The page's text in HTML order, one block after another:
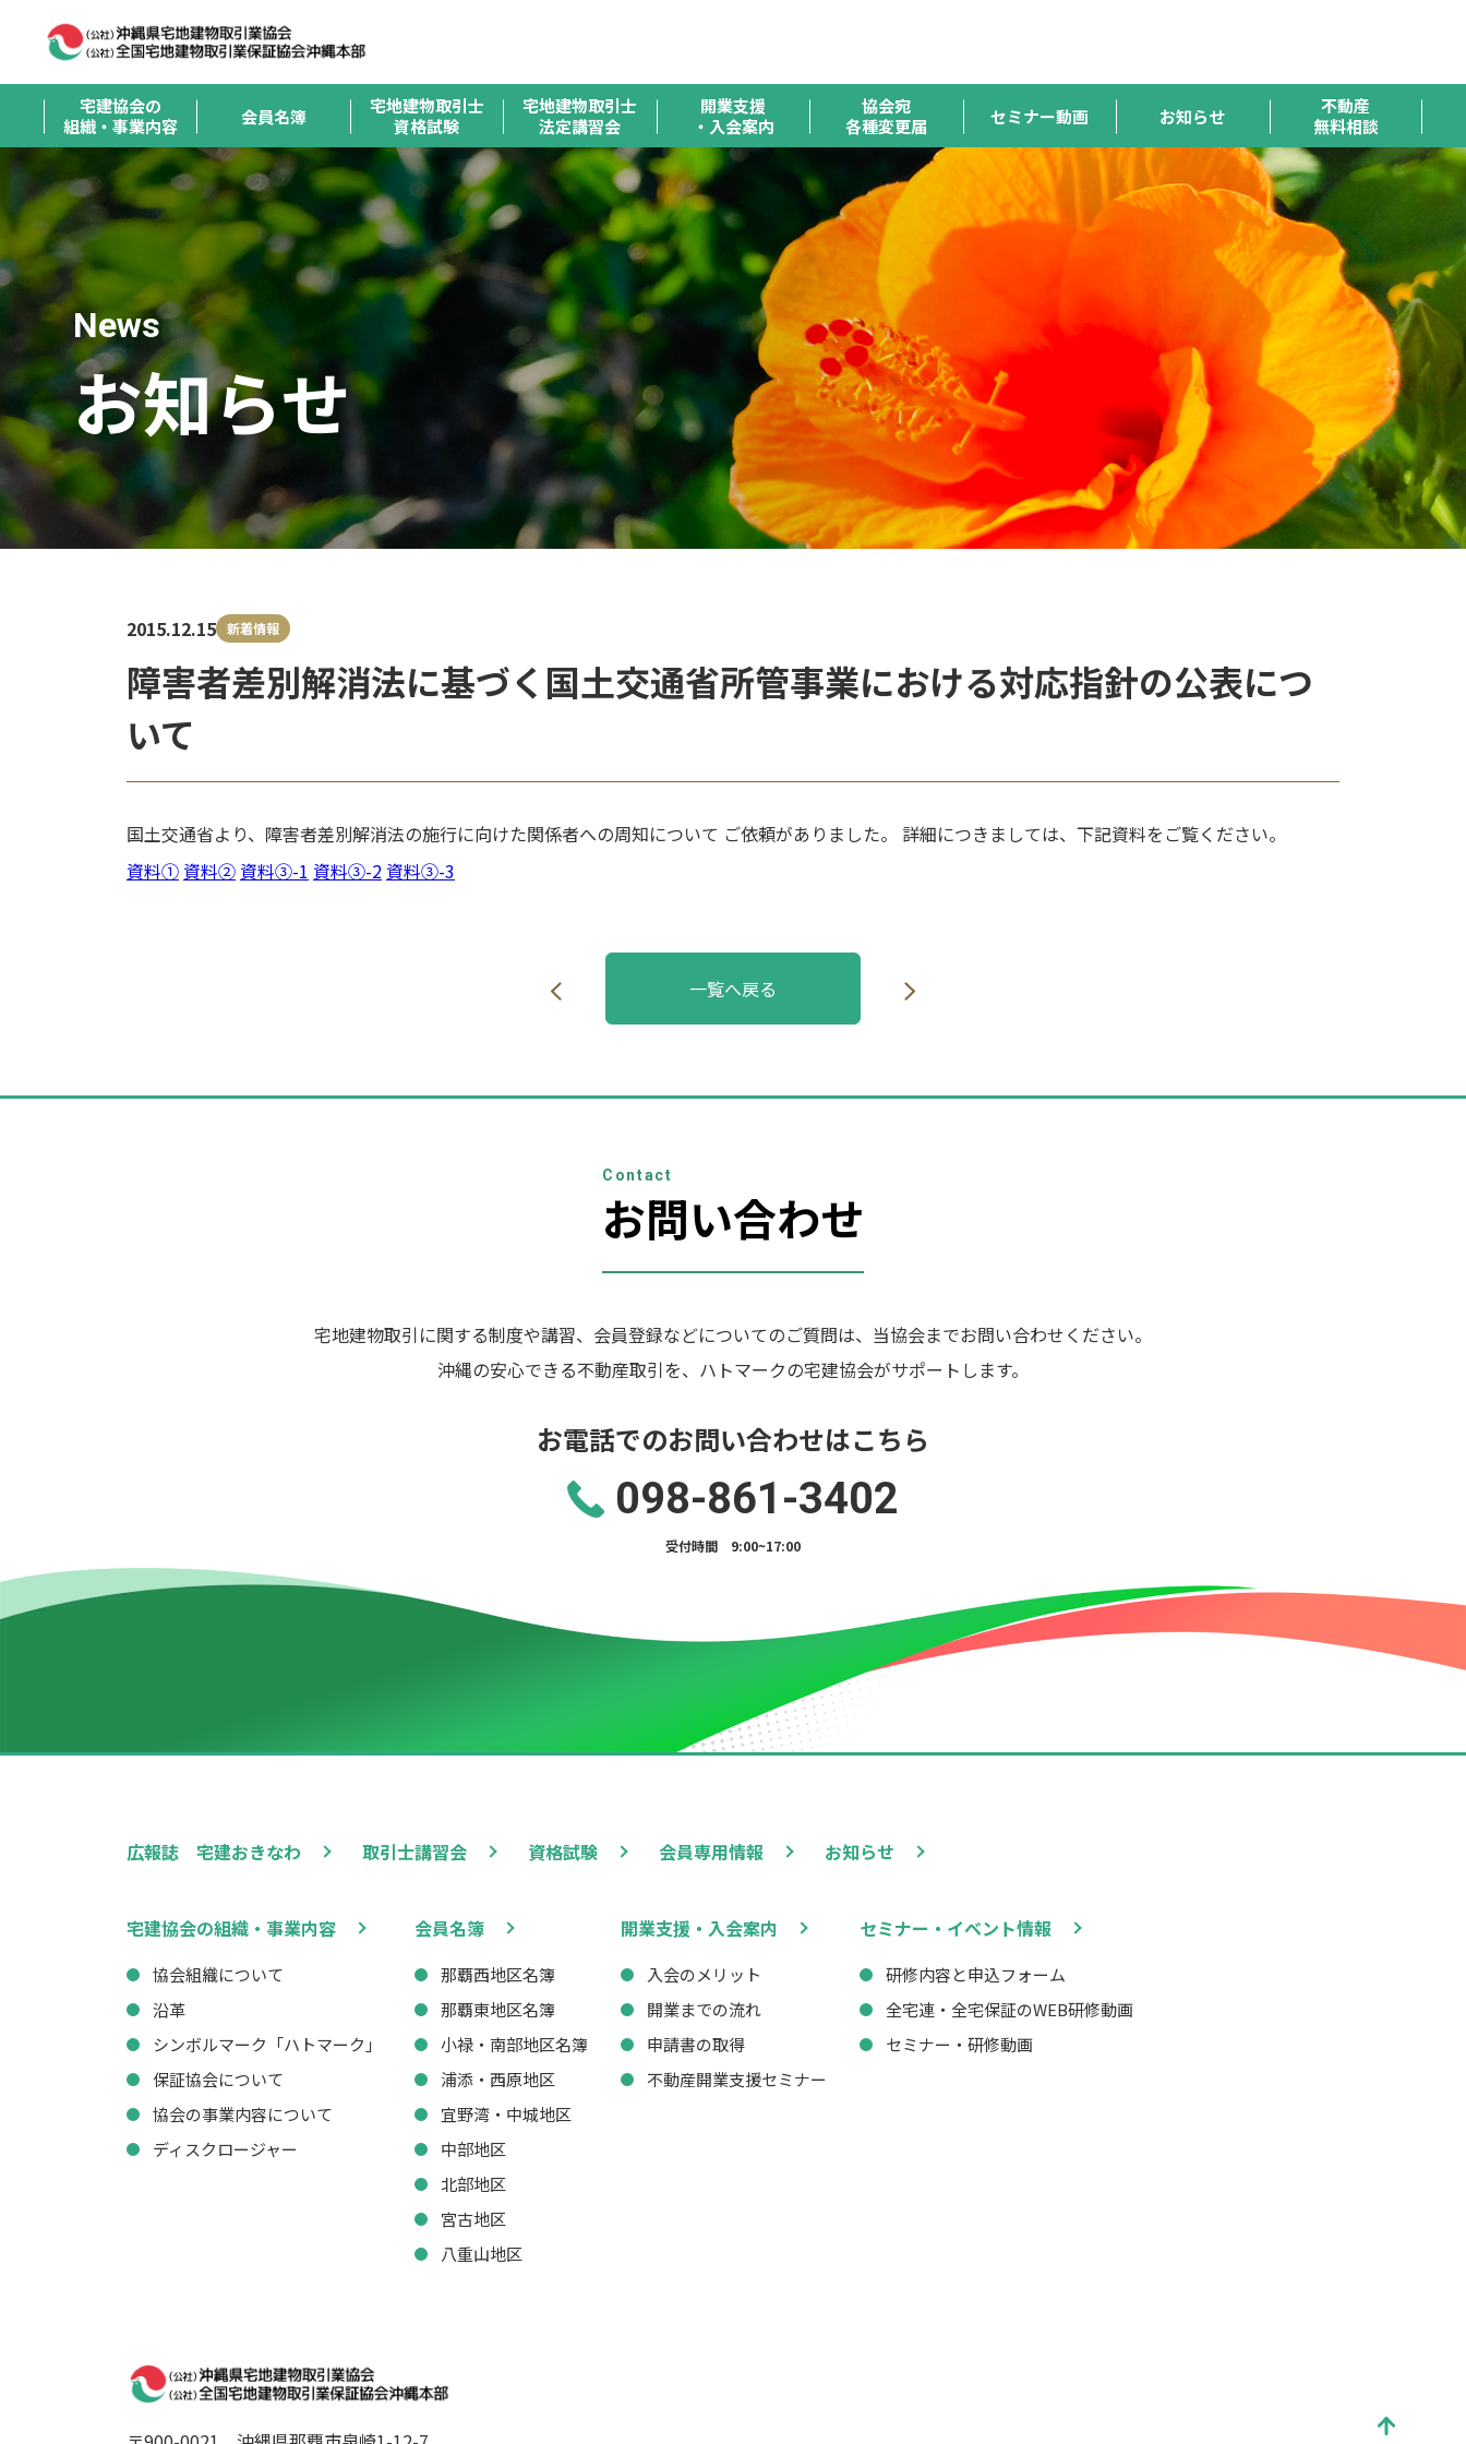
宅建協会の
組織・事業内容
会員名簿
宅地建物取引士
資格試験
宅地建物取引士
法定講習会
開業支援
・入会案内
協会宛
各種変更届
セミナー動画 お知らせ
不動産
無料相談
News
お知らせ
障害者差別解消法に基づく国土交通省所管事業における対応指針の公表につ
いて
2015.12.15 新着情報
国土交通省より、障害者差別解消法の施行に向けた関係者への周知について ご依頼がありました。 詳細につきましては、下記資料をご覧ください。
資料① 資料② 資料③-1 資料③-2 資料③-3
ー
一覧へ戻る
Contact
お問い合わせ
宅地建物取引に関する制度や講習、会員登録などについてのご質問は、当協会までお問い合わせください。
沖縄の安心できる不動産取引を、ハトマークの宅建協会がサポートします。
お電話でのお問い合わせはこちら
098-861-3402
受付時間 9:00~17:00
広報誌 宅建おきなわ 取引士講習会 資格試験 会員専用情報 お知らせ
宅建協会の組織・事業内容
協会組織について
沿革
シンボルマーク「ハトマーク」
保証協会について
協会の事業内容について
ディスクロージャー
会員名簿
那覇西地区名簿
那覇東地区名簿
小禄・南部地区名簿
浦添・西原地区
宜野湾・中城地区
中部地区
北部地区
宮古地区
八重山地区
開業支援・入会案内
入会のメリット
開業までの流れ
申請書の取得
不動産開業支援セミナー
セミナー・イベント情報
研修内容と申込フォーム
全宅連・全宅保証のWEB研修動画
セミナー・研修動画